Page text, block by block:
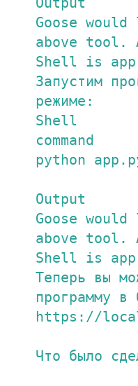
Goose
above tool.
Shell is
Запустим
режиме:
Shell
command
python
Output
Goose
above tool.
Shell is
Теперь вы
программу в
https://
Что было